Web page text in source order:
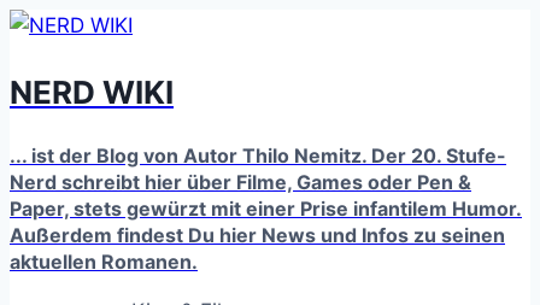
Zum
springen
NERD WIKI
... ist der Blog von Autor Thilo Nemitz. Der 20. Stufe-
Nerd schreibt hier über Filme, Games oder Pen &
Paper, stets gewürzt mit einer Prise infantilem Humor.
Außerdem findest Du hier News und Infos zu seinen
aktuellen Romanen.